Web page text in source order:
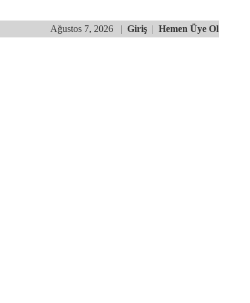
Ağustos 7, 2026 | Giriş | Hemen Üye Ol